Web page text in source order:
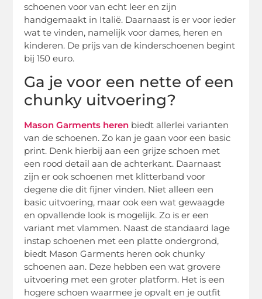
schoenen voor van echt leer en zijn
handgemaakt in Italië. Daarnaast is er voor ieder
wat te vinden, namelijk voor dames, heren en
kinderen. De prijs van de kinderschoenen begint
bij 150 euro.
Ga je voor een nette of een
chunky uitvoering?
Mason Garments heren biedt allerlei varianten
van de schoenen. Zo kan je gaan voor een basic
print. Denk hierbij aan een grijze schoen met
een rood detail aan de achterkant. Daarnaast
zijn er ook schoenen met klitterband voor
degene die dit fijner vinden. Niet alleen een
basic uitvoering, maar ook een wat gewaagde
en opvallende look is mogelijk. Zo is er een
variant met vlammen. Naast de standaard lage
instap schoenen met een platte ondergrond,
biedt Mason Garments heren ook chunky
schoenen aan. Deze hebben een wat grovere
uitvoering met een groter platform. Het is een
hogere schoen waarmee je opvalt en je outfit